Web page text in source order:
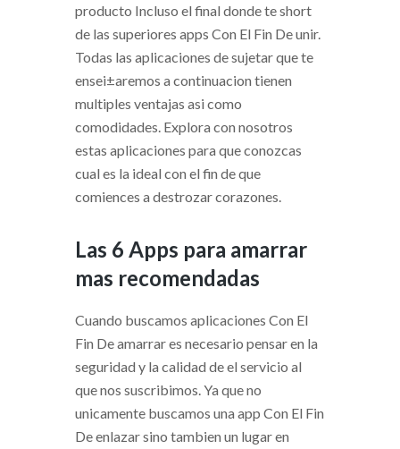
producto Incluso el final donde te short
de las superiores apps Con El Fin De unir.
Todas las aplicaciones de sujetar que te
ensei±aremos a continuacion tienen
multiples ventajas asi­ como
comodidades. Explora con nosotros
estas aplicaciones para que conozcas
cual es la ideal con el fin de que
comiences a destrozar corazones.
Las 6 Apps para amarrar
mas recomendadas
Cuando buscamos aplicaciones Con El
Fin De amarrar es necesario pensar en la
seguridad y la calidad de el servicio al
que nos suscribimos. Ya que no
unicamente buscamos una app Con El Fin
De enlazar sino tambien un lugar en